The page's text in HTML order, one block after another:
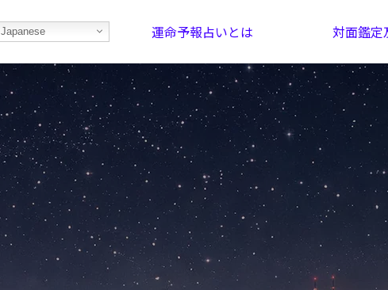
Japanese 運命予報占いとは 対面鑑定
の所属部屋を探そう！ 最恐の相性占い